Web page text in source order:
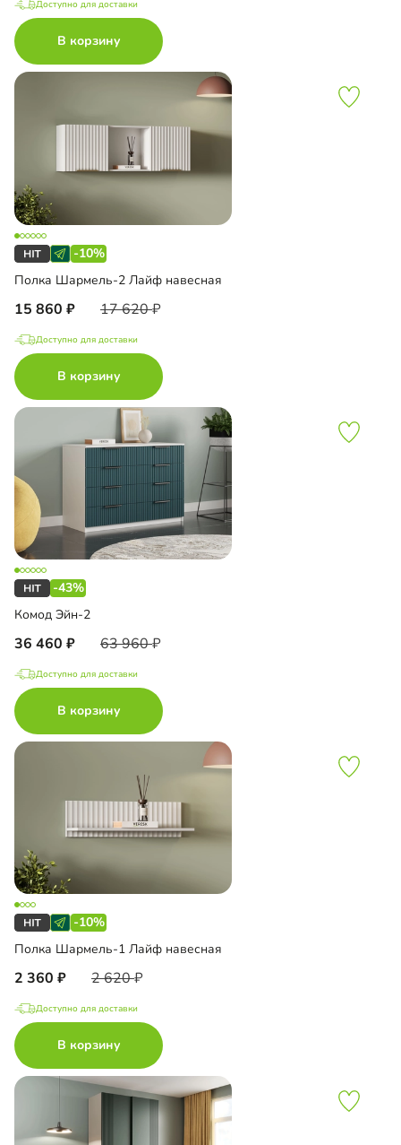
Доступно для доставки
В корзину
-10%
Полка Шармель-2 Лайф навесная
15 860 17 620
Доступно для доставки
В корзину
-43%
Комод Эйн-2
36 460 63 960
Доступно для доставки
В корзину
-10%
Полка Шармель-1 Лайф навесная
2 360 2 620
Доступно для доставки
В корзину